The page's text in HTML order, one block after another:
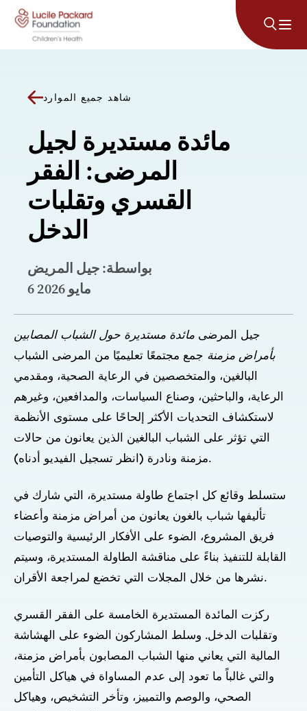
انتقل إلى المحتوى
شاهد جميع الموارد
مائدة مستديرة لجيل
المرضى: الفقر
القسري وتقلبات
الدخل
بواسطة: جيل المريض
6 مايو 2026
جيل المرضى مائدة مستديرة حول الشباب المصابين
بأمراض مزمنة جمع مجتمعًا تعليميًا من المرضى الشباب
البالغين، والمتخصصين في الرعاية الصحية، ومقدمي
الرعاية، والباحثين، وصناع السياسات، والمدافعين، وغيرهم
لاستكشاف التحديات الأكثر إلحاحًا على مستوى الأنظمة
التي تؤثر على الشباب البالغين الذين يعانون من حالات
مزمنة ونادرة (انظر تسجيل الفيديو أدناه).
ستسلط وقائع كل اجتماع طاولة مستديرة، التي شارك في
تأليفها شباب بالغون يعانون من أمراض مزمنة وأعضاء
فريق المشروع، الضوء على الأفكار الرئيسية والتوصيات
القابلة للتنفيذ بناءً على مناقشة الطاولة المستديرة، وسيتم
نشرها من خلال المجلات التي تخضع لمراجعة الأقران.
ركزت المائدة المستديرة الخامسة على الفقر القسري
وتقلبات الدخل. وسلط المشاركون الضوء على الهشاشة
المالية التي يعاني منها الشباب المصابون بأمراض مزمنة،
والتي غالباً ما تعود إلى عدم المساواة في هياكل التأمين
الصحي، والوصم والتمييز، وتأخر التشخيص، وهياكل